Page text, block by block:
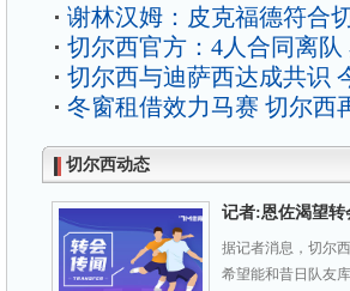
谢林汉姆：皮克福德符合
切尔西官方：4人合同离
切尔西与迪萨西达成共识
冬窗租借效力马赛 切尔西
切尔西动态
记者:恩佐渴望转
据记者消息，切尔
希望能和昔日队友